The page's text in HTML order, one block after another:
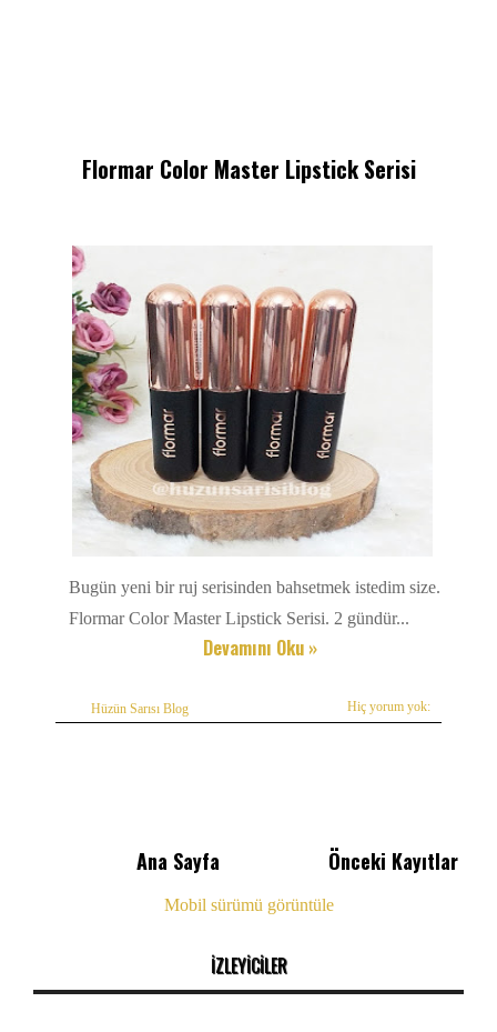
Flormar Color Master Lipstick Serisi
Bugün yeni bir ruj serisinden bahsetmek istedim size.
Flormar Color Master Lipstick Serisi. 2 gündür...
Devamını Oku »
Hüzün Sarısı Blog Hiç yorum yok:
Önceki Kayıtlar
Ana Sayfa
Mobil sürümü görüntüle
İZLEYİCİLER